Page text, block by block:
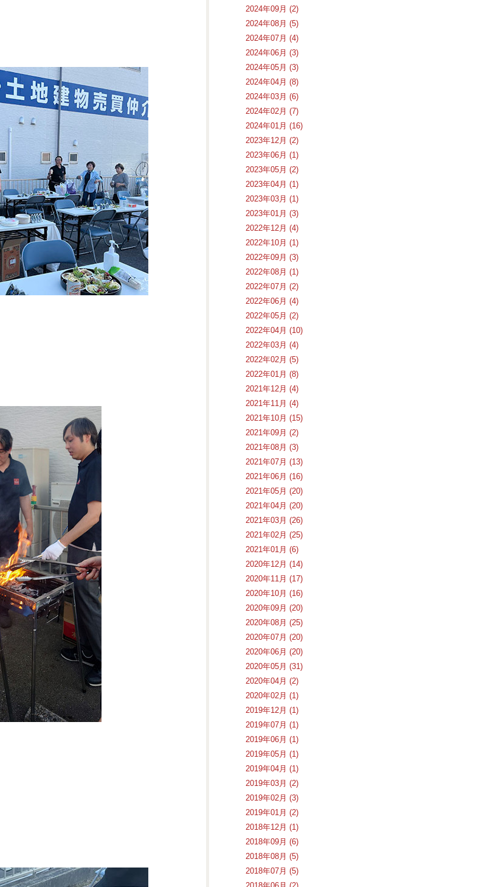
2024年09月 (2)
2024年08月 (5)
2024年07月 (4)
2024年06月 (3)
2024年05月 (3)
2024年04月 (8)
2024年03月 (6)
2024年02月 (7)
2024年01月 (16)
2023年12月 (2)
2023年06月 (1)
2023年05月 (2)
2023年04月 (1)
2023年03月 (1)
2023年01月 (3)
2022年12月 (4)
2022年10月 (1)
2022年09月 (3)
2022年08月 (1)
2022年07月 (2)
2022年06月 (4)
2022年05月 (2)
2022年04月 (10)
2022年03月 (4)
2022年02月 (5)
2022年01月 (8)
2021年12月 (4)
2021年11月 (4)
2021年10月 (15)
2021年09月 (2)
2021年08月 (3)
2021年07月 (13)
2021年06月 (16)
2021年05月 (20)
2021年04月 (20)
2021年03月 (26)
2021年02月 (25)
2021年01月 (6)
2020年12月 (14)
2020年11月 (17)
2020年10月 (16)
2020年09月 (20)
2020年08月 (25)
2020年07月 (20)
2020年06月 (20)
2020年05月 (31)
2020年04月 (2)
2020年02月 (1)
2019年12月 (1)
2019年07月 (1)
2019年06月 (1)
2019年05月 (1)
2019年04月 (1)
2019年03月 (2)
2019年02月 (3)
2019年01月 (2)
2018年12月 (1)
2018年09月 (6)
2018年08月 (5)
2018年07月 (5)